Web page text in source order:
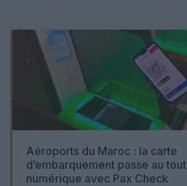
Aéroports du Maroc : la carte
d’embarquement passe au tout
numérique avec Pax Check